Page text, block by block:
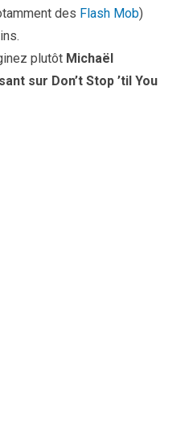
des Flash Mob)
plutôt Michaël
sur Don’t Stop ’til You